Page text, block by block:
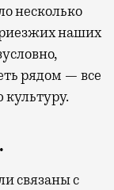
несколько
наших
рядом — все
связаны с